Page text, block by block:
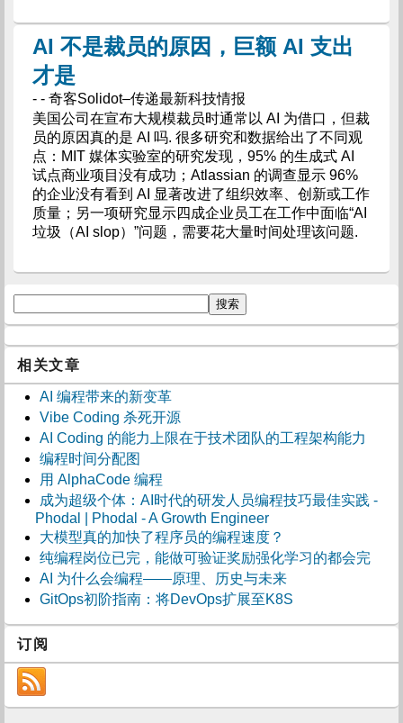
AI 不是裁员的原因，巨额 AI 支出
才是
- - 奇客Solidot–传递最新科技情报
美国公司在宣布大规模裁员时通常以 AI 为借口，但裁
员的原因真的是 AI 吗. 很多研究和数据给出了不同观
点：MIT 媒体实验室的研究发现，95% 的生成式 AI
试点商业项目没有成功；Atlassian 的调查显示 96%
的企业没有看到 AI 显著改进了组织效率、创新或工作
质量；另一项研究显示四成企业员工在工作中面临“AI
垃圾（AI slop）”问题，需要花大量时间处理该问题.
相关文章
AI 编程带来的新变革
Vibe Coding 杀死开源
AI Coding 的能力上限在于技术团队的工程架构能力
编程时间分配图
用 AlphaCode 编程
成为超级个体：AI时代的研发人员编程技巧最佳实践 -
Phodal | Phodal - A Growth Engineer
大模型真的加快了程序员的编程速度？
纯编程岗位已完，能做可验证奖励强化学习的都会完
AI 为什么会编程——原理、历史与未来
GitOps初阶指南：将DevOps扩展至K8S
订阅